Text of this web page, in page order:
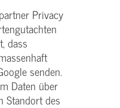
Privacy
dass
senden.
Daten über
Standort des